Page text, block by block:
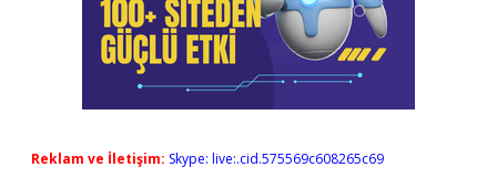
Reklam ve İletişim: Skype: live:.cid.575569c608265c69